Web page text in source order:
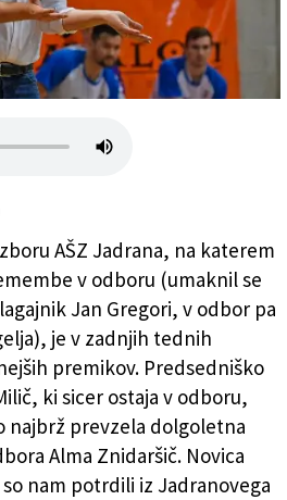
Jadrana prevzel junija 2019
AŠZ Jadrana, na katerem
v odboru (umaknil se
Jan Gregori, v odbor pa
je v zadnjih tednih
premikov. Predsedniško
ki sicer ostaja v odboru,
najbrž prevzela dolgoletna
Alma Znidaršič. Novica
nam potrdili iz Jadranovega